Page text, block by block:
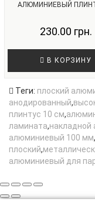
АЛЮМИНИЕВЫЙ
230.00 грн.
В КОРЗИНУ
Теги: плоский
анодированный,
плинтус 10 см,
ламината,накладной
алюминиевый 100 мм,
плоский,
алюминиевый для